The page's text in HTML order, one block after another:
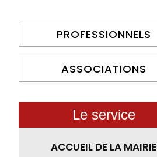
PROFESSIONNELS
ASSOCIATIONS
Le service
ACCUEIL DE LA MAIRIE